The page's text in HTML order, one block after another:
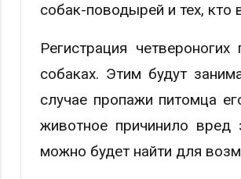
собак-поводырей и тех, кто
Регистрация
собаках. Этим будут
случае пропажи питомца
животное причинило
можно будет найти для